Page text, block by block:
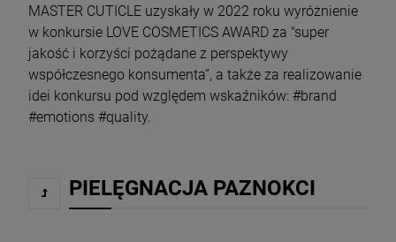
MASTER CUTICLE uzyskały w 2022 roku wyróżnienie
w konkursie LOVE COSMETICS AWARD za "super
jakość i korzyści pożądane z perspektywy
współczesnego konsumenta”, a także za realizowanie
idei konkursu pod względem wskaźników: #brand
#emotions #quality.
PIELĘGNACJA PAZNOKCI